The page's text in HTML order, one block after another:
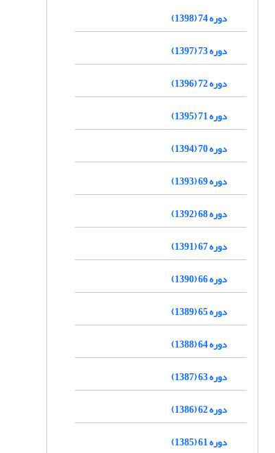
دوره 74 (1398)
دوره 73 (1397)
دوره 72 (1396)
دوره 71 (1395)
دوره 70 (1394)
دوره 69 (1393)
دوره 68 (1392)
دوره 67 (1391)
دوره 66 (1390)
دوره 65 (1389)
دوره 64 (1388)
دوره 63 (1387)
دوره 62 (1386)
دوره 61 (1385)